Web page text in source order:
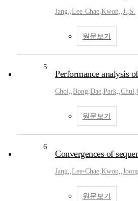
Jang,,Lee-Chae,Kwon,,J.,S.
원문보기
5
Performance analysis
Choi,,Bong,Dae,Park,,Chul,
원문보기
6
Convergences of
Jang,,Lee-Chae,Kwon,,
원문보기